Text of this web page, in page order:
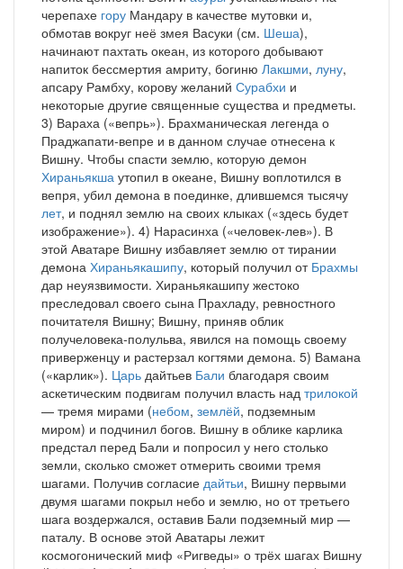
черепахе гору Мандару в качестве мутовки и,
обмотав вокруг неё змея Васуки (см. Шеша),
начинают пахтать океан, из которого добывают
напиток бессмертия амриту, богиню Лакшми, луну,
апсару Рамбху, корову желаний Сурабхи и
некоторые другие священные существа и предметы.
3) Вараха («вепрь»). Брахманическая легенда о
Праджапати-вепре и в данном случае отнесена к
Вишну. Чтобы спасти землю, которую демон
Хираньякша утопил в океане, Вишну воплотился в
вепря, убил демона в поединке, длившемся тысячу
лет, и поднял землю на своих клыках («здесь будет
изображение»). 4) Нарасинха («человек-лев»). В
этой Аватаре Вишну избавляет землю от тирании
демона Хираньякашипу, который получил от Брахмы
дар неуязвимости. Хираньякашипу жестоко
преследовал своего сына Прахладу, ревностного
почитателя Вишну; Вишну, приняв облик
получеловека-полульва, явился на помощь своему
приверженцу и растерзал когтями демона. 5) Вамана
(«карлик»). Царь дайтьев Бали благодаря своим
аскетическим подвигам получил власть над трилокой
— тремя мирами (небом, землёй, подземным
миром) и подчинил богов. Вишну в облике карлика
предстал перед Бали и попросил у него столько
земли, сколько сможет отмерить своими тремя
шагами. Получив согласие дайтьи, Вишну первыми
двумя шагами покрыл небо и землю, но от третьего
шага воздержался, оставив Бали подземный мир —
паталу. В основе этой Аватары лежит
космогонический миф «Ригведы» о трёх шагах Вишну